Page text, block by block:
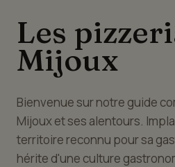
Les
Mijoux
Bienvenue sur notre guide
Mijoux et ses alentours.
territoire reconnu pour sa
hérite d'une culture